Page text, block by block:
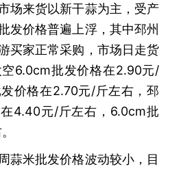
场来货以新干蒜为主，受产
发价格普遍上浮，其中邳州
买家正常采购，市场日走货
6.0cm批发价格在2.90元/
价格在2.70元/斤左右，邳
4.40元/斤左右，6.0cm批
蒜米批发价格波动较小，目